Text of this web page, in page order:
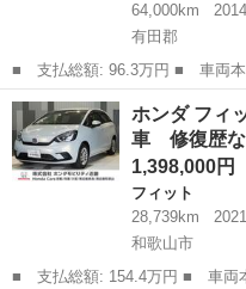
64,000km
有田郡
■ 支払総額: 96.3万円 ■ 車両本体価格： 899,000 円 ■ メーカー
名： ホンダ ■ 車種名： フィ
名： Ｆパッケージ スマキー
ナ ＥＣＯＮモード...
和歌山 有田郡 フィット
ホンダ フィ
車 修復歴
1,398,000円
フィット
28,739km
和歌山市
■ 支払総額: 154.4万円 ■ 車両本体価格： 1,398,000 円 ■ メーカ